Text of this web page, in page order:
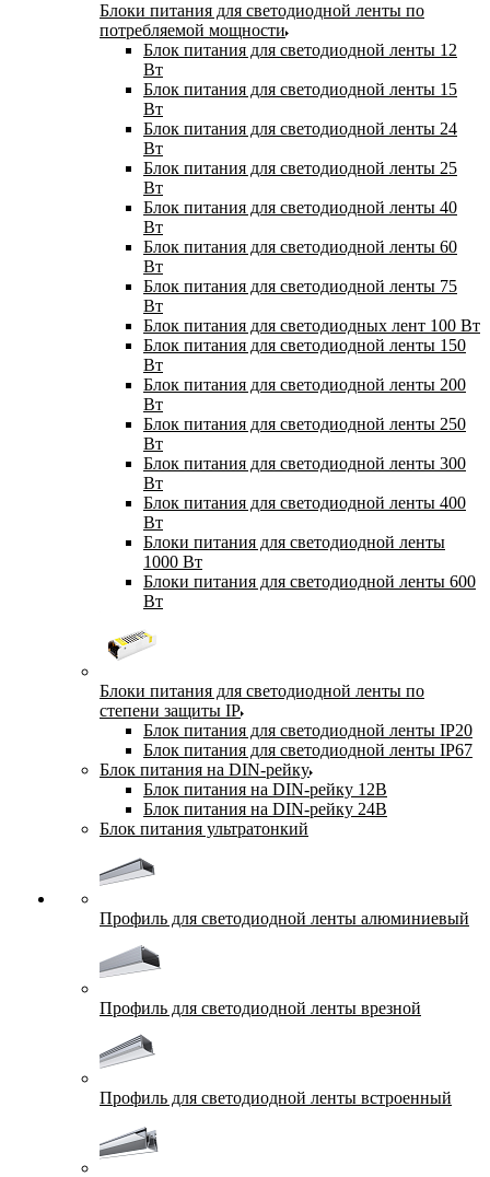
Блоки питания для светодиодной ленты по
потребляемой мощности
Блок питания для светодиодной ленты 12
Вт
Блок питания для светодиодной ленты 15
Вт
Блок питания для светодиодной ленты 24
Вт
Блок питания для светодиодной ленты 25
Вт
Блок питания для светодиодной ленты 40
Вт
Блок питания для светодиодной ленты 60
Вт
Блок питания для светодиодной ленты 75
Вт
Блок питания для светодиодных лент 100 Вт
Блок питания для светодиодной ленты 150
Вт
Блок питания для светодиодной ленты 200
Вт
Блок питания для светодиодной ленты 250
Вт
Блок питания для светодиодной ленты 300
Вт
Блок питания для светодиодной ленты 400
Вт
Блоки питания для светодиодной ленты
1000 Вт
Блоки питания для светодиодной ленты 600
Вт
Блоки питания для светодиодной ленты по
степени защиты IP
Блок питания для светодиодной ленты IP20
Блок питания для светодиодной ленты IP67
Блок питания на DIN-рейку
Блок питания на DIN-рейку 12В
Блок питания на DIN-рейку 24В
Блок питания ультратонкий
Профиль для светодиодной ленты алюминиевый
Профиль для светодиодной ленты врезной
Профиль для светодиодной ленты встроенный